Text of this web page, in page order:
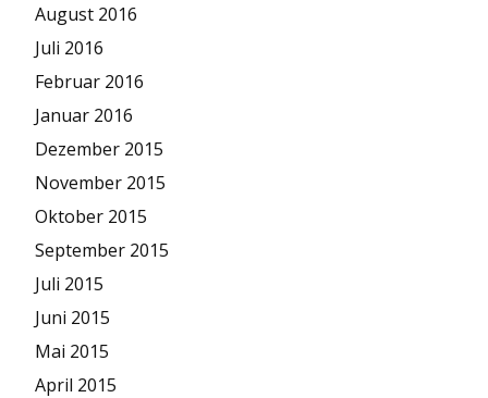
August 2016
Juli 2016
Februar 2016
Januar 2016
Dezember 2015
November 2015
Oktober 2015
September 2015
Juli 2015
Juni 2015
Mai 2015
April 2015